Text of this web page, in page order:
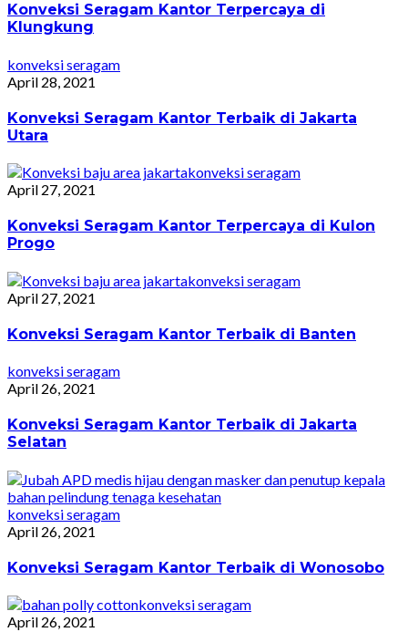
Konveksi Seragam Kantor Terpercaya di
Klungkung
konveksi seragam
April 28, 2021
Konveksi Seragam Kantor Terbaik di Jakarta
Utara
konveksi seragam
April 27, 2021
Konveksi Seragam Kantor Terpercaya di Kulon
Progo
konveksi seragam
April 27, 2021
Konveksi Seragam Kantor Terbaik di Banten
konveksi seragam
April 26, 2021
Konveksi Seragam Kantor Terbaik di Jakarta
Selatan
konveksi seragam
April 26, 2021
Konveksi Seragam Kantor Terbaik di Wonosobo
konveksi seragam
April 26, 2021